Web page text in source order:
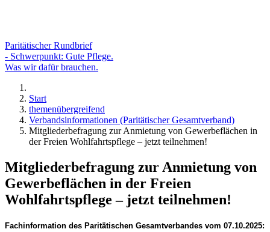
Paritätischer Rundbrief
- Schwerpunkt: Gute Pflege.
Was wir dafür brauchen.
Start
themenübergreifend
Verbandsinformationen (Paritätischer Gesamtverband)
Mitgliederbefragung zur Anmietung von Gewerbeflächen in
der Freien Wohlfahrtspflege – jetzt teilnehmen!
Mitgliederbefragung zur Anmietung von
Gewerbeflächen in der Freien
Wohlfahrtspflege – jetzt teilnehmen!
Fachinformation des Paritätischen Gesamtverbandes vom 07.10.2025: